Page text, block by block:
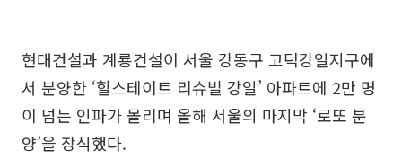
현대건설과 계룡건설이 서울 강동구 고덕강일지구에
서 분양한 ‘힐스테이트 리슈빌 강일’ 아파트에 2만 명
이 넘는 인파가 몰리며 올해 서울의 마지막 ‘로또 분
양’을 장식했다.